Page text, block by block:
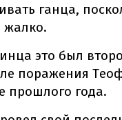
ганца,
жалко.
это был
поражения
прошлого года.